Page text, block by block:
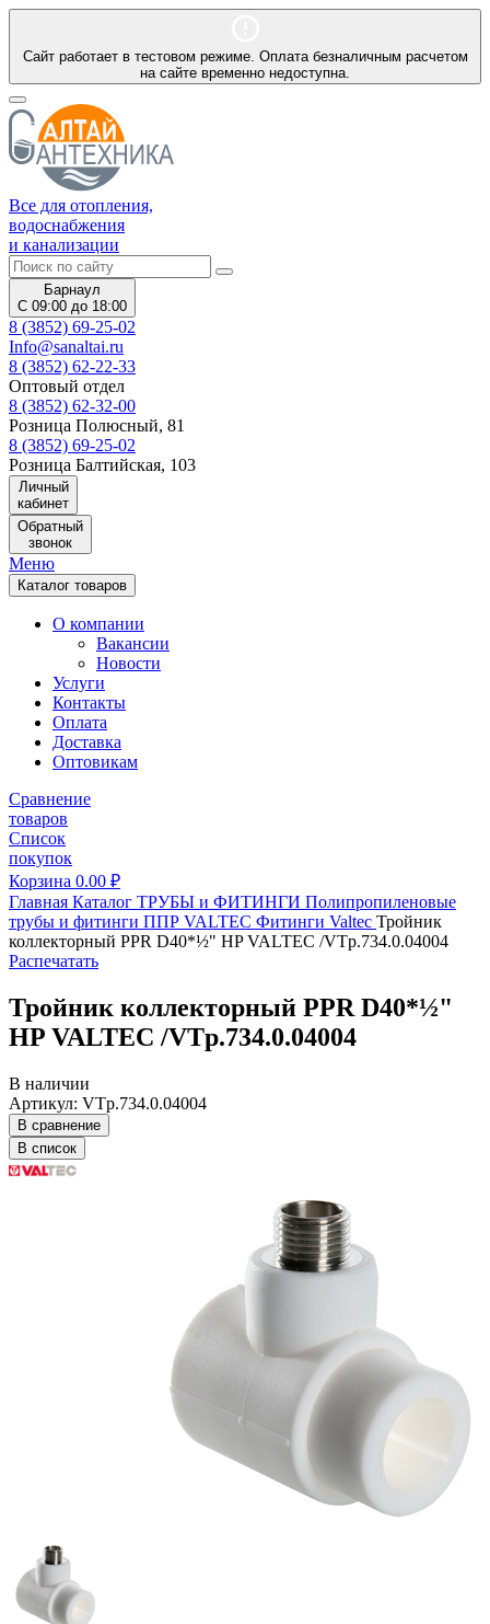
Сайт работает в тестовом режиме. Оплата безналичным расчетом
на сайте временно недоступна.
Все для отопления,
водоснабжения
и канализации
Барнаул
С 09:00 до 18:00
8 (3852) 69-25-02
Info@sanaltai.ru
8 (3852) 62-22-33
Оптовый отдел
8 (3852) 62-32-00
Розница Полюсный, 81
8 (3852) 69-25-02
Розница Балтийская, 103
Личный
кабинет
Обратный
звонок
Меню
Каталог товаров
О компании
Вакансии
Новости
Услуги
Контакты
Оплата
Доставка
Оптовикам
Сравнение
товаров
Список
покупок
Корзина 0.00 ₽
Главная Каталог ТРУБЫ и ФИТИНГИ Полипропиленовые
трубы и фитинги ППР VALTEC Фитинги Valtec Тройник
коллекторный PPR D40*½" HP VALTEC /VTp.734.0.04004
Распечатать
Тройник коллекторный PPR D40*½"
HP VALTEC /VTp.734.0.04004
В наличии
Артикул: VTp.734.0.04004
В сравнение
В список